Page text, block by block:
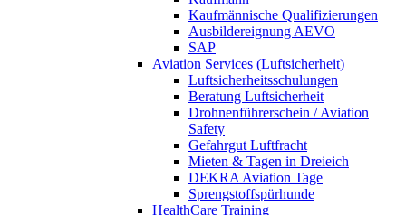
Kaufmännische Qualifizierungen
Ausbildereignung AEVO
SAP
Aviation Services (Luftsicherheit)
Luftsicherheitsschulungen
Beratung Luftsicherheit
Drohnenführerschein / Aviation
Safety
Gefahrgut Luftfracht
Mieten & Tagen in Dreieich
DEKRA Aviation Tage
Sprengstoffspürhunde
HealthCare Training